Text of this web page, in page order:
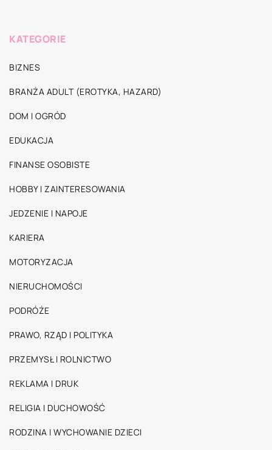
KATEGORIE
BIZNES
BRANŻA ADULT (EROTYKA, HAZARD)
DOM I OGRÓD
EDUKACJA
FINANSE OSOBISTE
HOBBY I ZAINTERESOWANIA
JEDZENIE I NAPOJE
KARIERA
MOTORYZACJA
NIERUCHOMOŚCI
PODRÓŻE
PRAWO, RZĄD I POLITYKA
PRZEMYSŁ I ROLNICTWO
REKLAMA I DRUK
RELIGIA I DUCHOWOŚĆ
RODZINA I WYCHOWANIE DZIECI